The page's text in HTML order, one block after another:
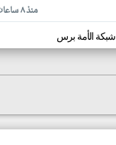
منذ ٨ ساعات
شبكة الأمة برس